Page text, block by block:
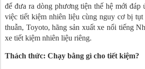
để đưa ra dòng phương tiện thế hệ mới
việc tiết kiệm nhiên liệu cùng nguy cơ bị
thuẫn, Toyoto, hãng sản xuất xe nổi tiếng
xe tiết kiệm nhiên liệu riêng.
Thách thức: Chạy bằng gì cho tiết kiệm?